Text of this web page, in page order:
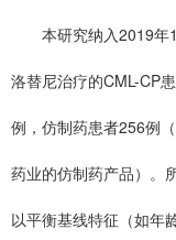
本研究纳入2019年
洛替尼治疗的CML-CP
例，仿制药患者256例
药业的仿制药产品）。
以平衡基线特征（如年